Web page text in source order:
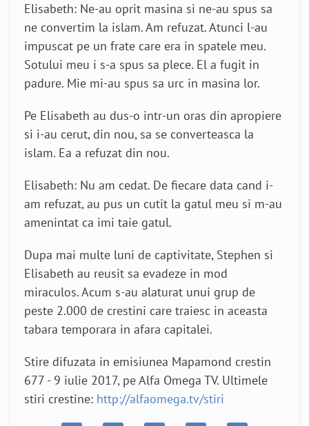
Elisabeth: Ne-au oprit masina si ne-au spus sa
ne convertim la islam. Am refuzat. Atunci l-au
impuscat pe un frate care era in spatele meu.
Sotului meu i s-a spus sa plece. El a fugit in
padure. Mie mi-au spus sa urc in masina lor.
Pe Elisabeth au dus-o intr-un oras din apropiere
si i-au cerut, din nou, sa se converteasca la
islam. Ea a refuzat din nou.
Elisabeth: Nu am cedat. De fiecare data cand i-
am refuzat, au pus un cutit la gatul meu si m-au
amenintat ca imi taie gatul.
Dupa mai multe luni de captivitate, Stephen si
Elisabeth au reusit sa evadeze in mod
miraculos. Acum s-au alaturat unui grup de
peste 2.000 de crestini care traiesc in aceasta
tabara temporara in afara capitalei.
Stire difuzata in emisiunea Mapamond crestin
677 - 9 iulie 2017, pe Alfa Omega TV. Ultimele
stiri crestine: http://alfaomega.tv/stiri